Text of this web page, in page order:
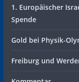
1. Europäischer
Spende
Gold bei Physik-
Freiburg und